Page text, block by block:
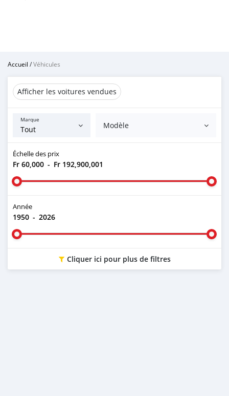
Accueil /Véhicules
Afficher les voitures vendues
Marque
Modèle
Échelle des prix
Fr 60,000 - Fr 192,900,001
Année
1950 - 2026
Cliquer ici pour plus de filtres